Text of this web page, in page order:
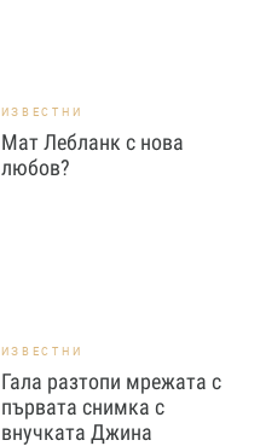
ИЗВЕСТНИ
Мат Лебланк с нова
любов?
ИЗВЕСТНИ
Гала разтопи мрежата с
първата снимка с
внучката Джина